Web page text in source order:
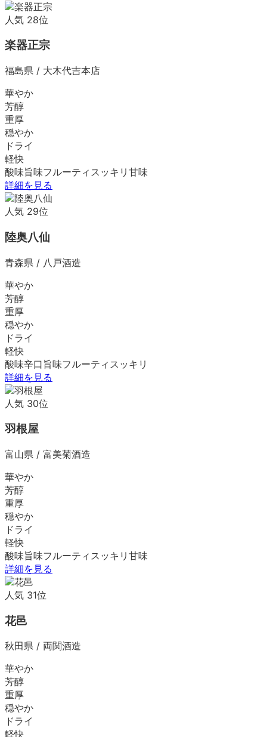
人気 28位
楽器正宗
福島県 / 大木代吉本店
華やか
芳醇
重厚
穏やか
ドライ
軽快
酸味旨味フルーティ スッキリ 甘味
詳細を見る
人気 29位
陸奥八仙
青森県 / 八戸酒造
華やか
芳醇
重厚
穏やか
ドライ
軽快
酸味辛口 旨味フルーティ スッキリ
詳細を見る
人気 30位
羽根屋
富山県 / 富美菊酒造
華やか
芳醇
重厚
穏やか
ドライ
軽快
酸味旨味フルーティ スッキリ 甘味
詳細を見る
人気 31位
花邑
秋田県 / 両関酒造
華やか
芳醇
重厚
穏やか
ドライ
軽快